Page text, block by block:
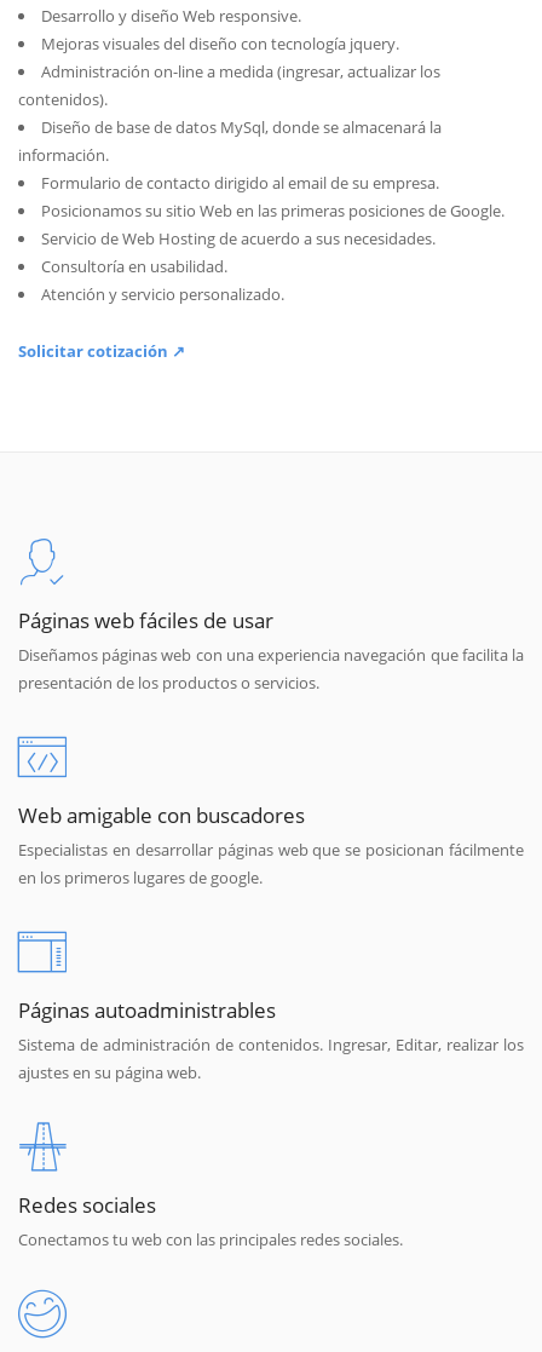
Desarrollo y diseño Web responsive.
Mejoras visuales del diseño con tecnología jquery.
Administración on-line a medida (ingresar, actualizar los
contenidos).
Diseño de base de datos MySql, donde se almacenará la
información.
Formulario de contacto dirigido al email de su empresa.
Posicionamos su sitio Web en las primeras posiciones de Google.
Servicio de Web Hosting de acuerdo a sus necesidades.
Consultoría en usabilidad.
Atención y servicio personalizado.
Solicitar cotización ↗
Páginas web fáciles de usar
Diseñamos páginas web con una experiencia navegación que facilita la
presentación de los productos o servicios.
Web amigable con buscadores
Especialistas en desarrollar páginas web que se posicionan fácilmente
en los primeros lugares de google.
Páginas autoadministrables
Sistema de administración de contenidos. Ingresar, Editar, realizar los
ajustes en su página web.
Redes sociales
Conectamos tu web con las principales redes sociales.